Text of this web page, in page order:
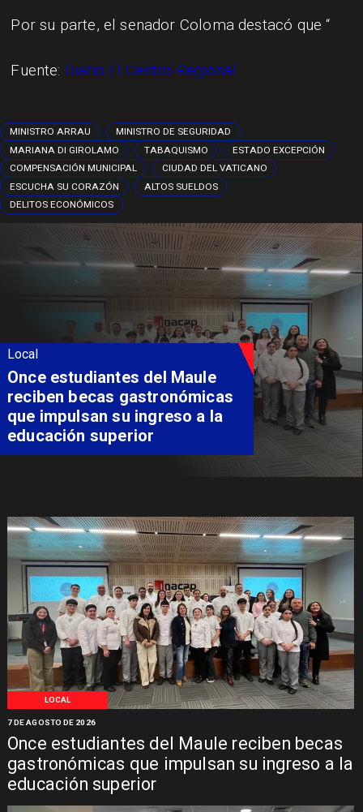
Por su parte, el senador Coloma destacó que “
Fuente: Diario El Centro Regional
MINISTRO ARRAU
MINISTRO DE SEGURIDAD
MARIANA DI GIROLAMO
TABAQUISMO
ESTADO EXCEPCIÓN
COMPENSACIÓN MUNICIPAL
CIUDAD DEL VATICANO
ESCUCHA SU CORAZÓN
ALTOS SUELDOS
DELITOS ECONÓMICOS
LOCAL
Once estudiantes del Maule reciben becas
gastronómicas que impulsan su ingreso a la
educación superior
7 DE AGOSTO DE 2026
Local
Álvarez-Salamanca lidera la
apuesta regional para
consolidar el Paso Pehuenche
como alternativa a Los
Libertadores